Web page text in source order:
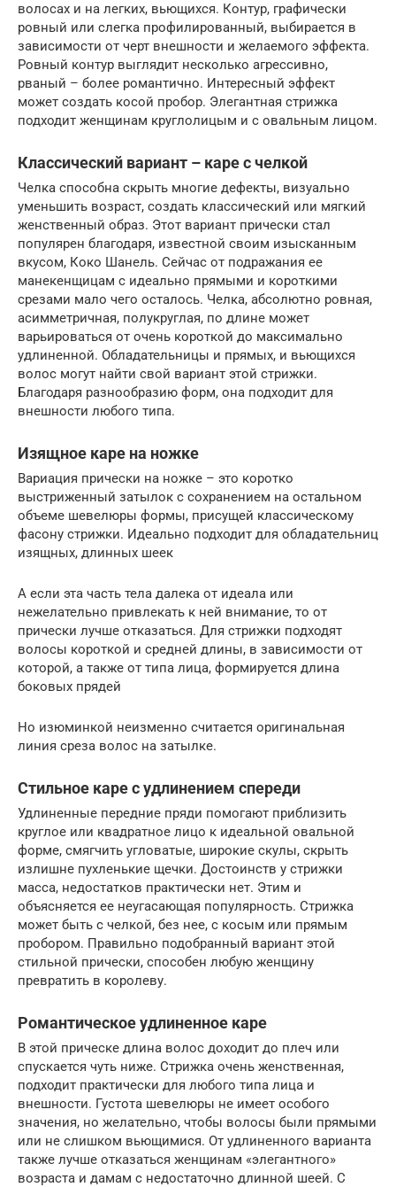
волосах и на легких, вьющихся. Контур, графически
ровный или слегка профилированный, выбирается в
зависимости от черт внешности и желаемого эффекта.
Ровный контур выглядит несколько агрессивно,
рваный – более романтично. Интересный эффект
может создать косой пробор. Элегантная стрижка
подходит женщинам круглолицым и с овальным лицом.
Классический вариант – каре с челкой
Челка способна скрыть многие дефекты, визуально
уменьшить возраст, создать классический или мягкий
женственный образ. Этот вариант прически стал
популярен благодаря, известной своим изысканным
вкусом, Коко Шанель. Сейчас от подражания ее
манекенщицам с идеально прямыми и короткими
срезами мало чего осталось. Челка, абсолютно ровная,
асимметричная, полукруглая, по длине может
варьироваться от очень короткой до максимально
удлиненной. Обладательницы и прямых, и вьющихся
волос могут найти свой вариант этой стрижки.
Благодаря разнообразию форм, она подходит для
внешности любого типа.
Изящное каре на ножке
Вариация прически на ножке – это коротко
выстриженный затылок с сохранением на остальном
объеме шевелюры формы, присущей классическому
фасону стрижки. Идеально подходит для обладательниц
изящных, длинных шеек
А если эта часть тела далека от идеала или
нежелательно привлекать к ней внимание, то от
прически лучше отказаться. Для стрижки подходят
волосы короткой и средней длины, в зависимости от
которой, а также от типа лица, формируется длина
боковых прядей
Но изюминкой неизменно считается оригинальная
линия среза волос на затылке.
Стильное каре с удлинением спереди
Удлиненные передние пряди помогают приблизить
круглое или квадратное лицо к идеальной овальной
форме, смягчить угловатые, широкие скулы, скрыть
излишне пухленькие щечки. Достоинств у стрижки
масса, недостатков практически нет. Этим и
объясняется ее неугасающая популярность. Стрижка
может быть с челкой, без нее, с косым или прямым
пробором. Правильно подобранный вариант этой
стильной прически, способен любую женщину
превратить в королеву.
Романтическое удлиненное каре
В этой прическе длина волос доходит до плеч или
спускается чуть ниже. Стрижка очень женственная,
подходит практически для любого типа лица и
внешности. Густота шевелюры не имеет особого
значения, но желательно, чтобы волосы были прямыми
или не слишком вьющимися. От удлиненного варианта
также лучше отказаться женщинам «элегантного»
возраста и дамам с недостаточно длинной шеей. С